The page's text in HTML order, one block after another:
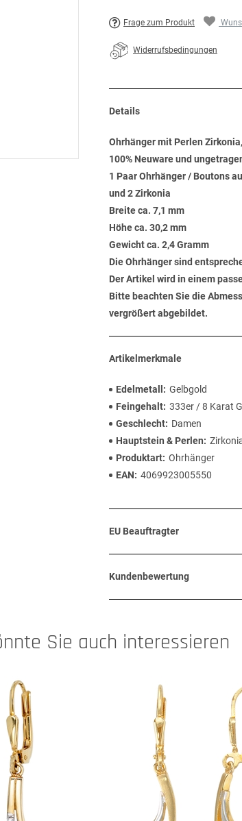
Frage zum Produkt
Widerrufsbedingungen
Details
Ohrhänger mit Perlen
100% Neuware und
1 Paar Ohrhänger / Boutons
und 2 Zirkonia
Breite ca. 7,1 mm
Höhe ca. 30,2 mm
Gewicht ca. 2,4 Gramm
Die Ohrhänger sind
Der Artikel wird in einem
Bitte beachten Sie die
vergrößert abgebildet.
Artikelmerkmale
Edelmetall
Gelbgold
Feingehalt 333er / 8 Karat
Geschlecht
Damen
Hauptstein & Perlen
Produktart Ohrhänger
EAN
4069923005550
EU Beauftragter
Kundenbewertung
Sie auch interessieren